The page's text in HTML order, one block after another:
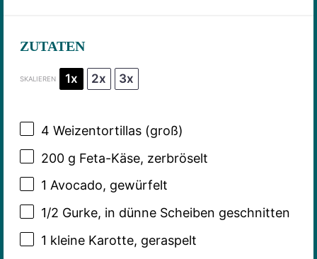
ZUTATEN
SKALIEREN 1x 2x 3x
4 Weizentortillas (groß)
200 g Feta-Käse, zerbröselt
1 Avocado, gewürfelt
1/2 Gurke, in dünne Scheiben geschnitten
1 kleine Karotte, geraspelt